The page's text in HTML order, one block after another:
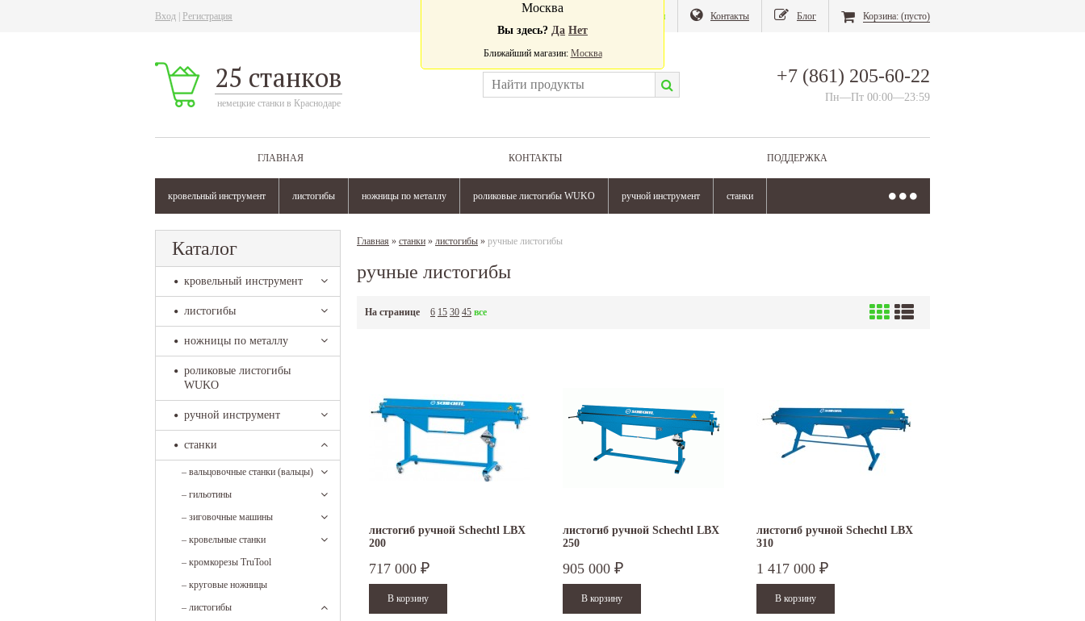
Вход Регистрация Магазин Контакты Блог Корзина: (пусто)
25 станков
немецкие станки в Краснодаре
+7 (861) 205-60-22
Пн—Пт 00:00—23:59
ГЛАВНАЯ КОНТАКТЫ ПОДДЕРЖКА
кровельный инструмент листогибы ножницы по металлу роликовые листогибы WUKO ручной инструмент станки
Москва
Вы здесь? Да Нет
Ближайший магазин: Москва
Каталог
кровельный инструмент
листогибы
ножницы по металлу
роликовые листогибы
WUKO
ручной инструмент
станки
– вальцовочные станки (вальцы)
– гильотины
– зиговочные машины
– кровельные станки
– кромкорезы TruTool
– круговые ножницы
– листогибы
Главная » станки » листогибы » ручные листогибы
ручные листогибы
На странице 6 15 30 45 все
листогиб ручной Schechtl LBX
200
717 000 ₽
листогиб ручной Schechtl LBX
250
905 000 ₽
листогиб ручной Schechtl LBX
310
1 417 000 ₽